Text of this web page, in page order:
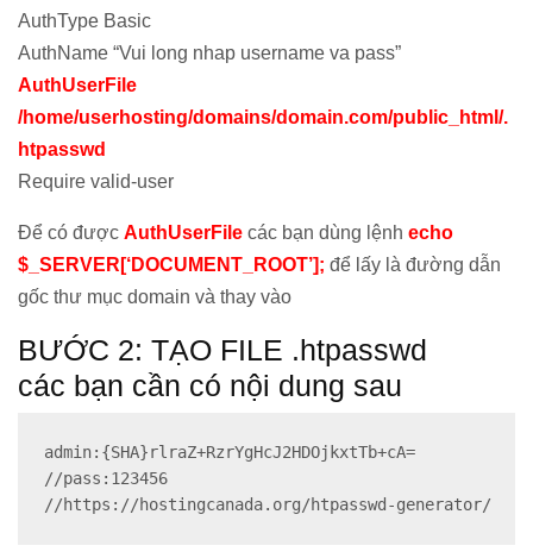
AuthType Basic
AuthName “Vui long nhap username va pass”
AuthUserFile
/home/userhosting/domains/domain.com/public_html/.
htpasswd
Require valid-user
Để có được AuthUserFile các bạn dùng lệnh echo
$_SERVER[‘DOCUMENT_ROOT’]; để lấy là đường dẫn
gốc thư mục domain và thay vào
BƯỚC 2: TẠO FILE .htpasswd
các bạn cần có nội dung sau
admin:{SHA}rlraZ+RzrYgHcJ2HDOjkxtTb+cA=
//pass:123456
//https://hostingcanada.org/htpasswd-generator/